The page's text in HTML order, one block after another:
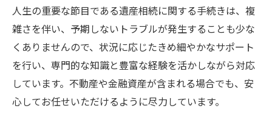
人生の重要な節目である遺産相続に関する手続きは、複
雑さを伴い、予期しないトラブルが発生することも少な
くありませんので、状況に応じたきめ細やかなサポート
を行い、専門的な知識と豊富な経験を活かしながら対応
しています。不動産や金融資産が含まれる場合でも、安
心してお任せいただけるように尽力しています。